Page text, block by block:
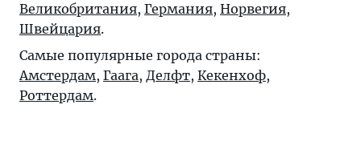
Великобритания, Германия, Норвегия,
Швейцария.
Самые популярные города страны:
Амстердам, Гаага, Делфт, Кекенхоф,
Роттердам.